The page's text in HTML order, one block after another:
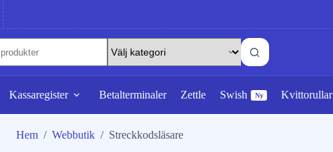
Kassaregister Betalterminaler Zettle Swish Ny Kvittorullar
Hem / Webbutik / Streckkodsläsare